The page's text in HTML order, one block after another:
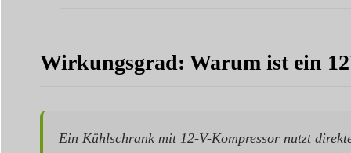
Wirkungsgrad: Warum ist ein
Ein Kühlschrank mit 12-V-Kompressor nutzt